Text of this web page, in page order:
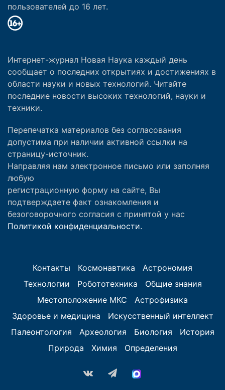
пользователей до 16 лет.
Интернет-журнал Новая Наука каждый день
сообщает о последних открытиях и достижениях в
области науки и новых технологий. Читайте
последние новости высоких технологий, науки и
техники.
Перепечатка материалов без согласования
допустима при наличии активной ссылки на
страницу-источник.
Направляя нам электронное письмо или заполняя
любую
регистрационную форму на сайте, Вы
подтверждаете факт ознакомления и
безоговорочного согласия с принятой у нас
Политикой конфиденциальности.
Контакты Космонавтика
Астрономия
Технологии
Робототехника
Общие знания
Местоположение МКС
Астрофизика
Здоровье и медицина
Искусственный интеллект
Палеонтология
Археология Биология
История
Природа
Химия Определения
vk.com Telegram